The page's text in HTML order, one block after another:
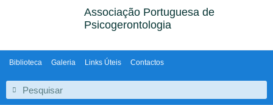
Associação Portuguesa de
Psicogerontologia
Biblioteca Galeria Links Úteis Contactos